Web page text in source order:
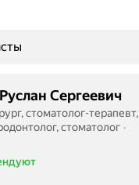
Сергеевич
стоматолог-терапевт,
стоматолог